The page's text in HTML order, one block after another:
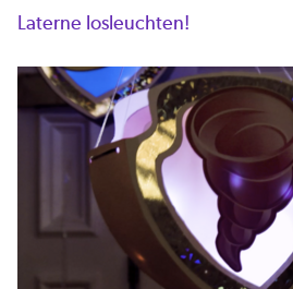
Laterne losleuchten!